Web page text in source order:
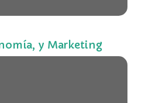
y Marketing